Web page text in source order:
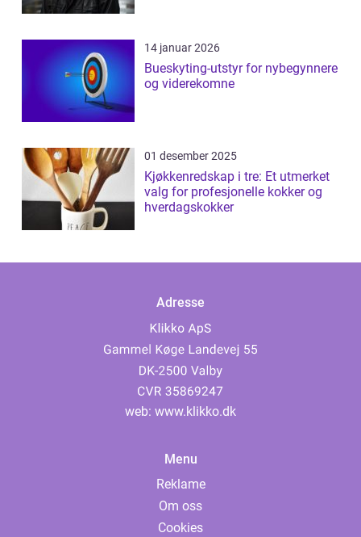
14 januar 2026
Bueskyting-utstyr for nybegynnere
og viderekomne
01 desember 2025
Kjøkkenredskap i tre: Et utmerket
valg for profesjonelle kokker og
hverdagskokker
Adresse
web: www.klikko.dk
Menu
Reklame
Om oss
Cookies